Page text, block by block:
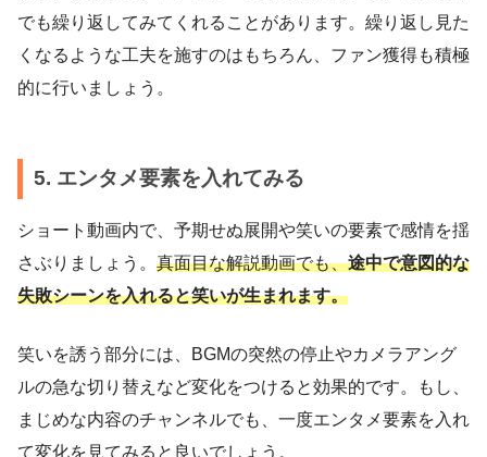
でも繰り返してみてくれることがあります。繰り返し見た
くなるような工夫を施すのはもちろん、ファン獲得も積極
的に行いましょう。
5. エンタメ要素を入れてみる
ショート動画内で、予期せぬ展開や笑いの要素で感情を揺
さぶりましょう。 真面目な解説動画でも、途中で意図的な
失敗シーンを入れると笑いが生まれます。
笑いを誘う部分には、BGMの突然の停止やカメラアング
ルの急な切り替えなど変化をつけると効果的です。もし、
まじめな内容のチャンネルでも、一度エンタメ要素を入れ
て変化を見てみると良いでしょう。